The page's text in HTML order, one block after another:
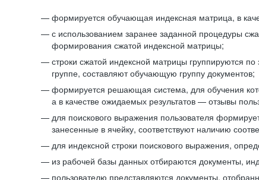
формируется обучающая индексная матрица, в
с использованием заранее заданной процедуры
формирования сжатой индексной матрицы;
строки сжатой индексной матрицы группируются
группе, составляют обучающую группу документов;
формируется решающая система, для обучения
а в качестве ожидаемых результатов — отзывы
для поискового выражения пользователя
занесенные в ячейку, соответствуют наличию
для индексной строки поискового выражения,
из рабочей базы данных отбираются документы,
пользователю представляются документы,